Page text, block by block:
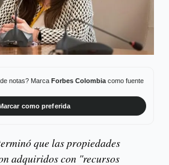
notas? Marca Forbes Colombiacomo fuente
como preferida
que las propiedades
adquiridos con "recursos